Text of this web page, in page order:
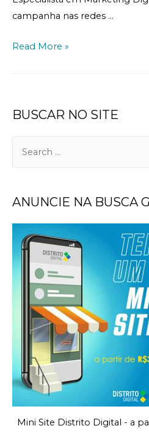
campanha nas redes …
Read More »
BUSCAR NO SITE
ANUNCIE NA BUSCA
Mini Site Distrito Digital - a